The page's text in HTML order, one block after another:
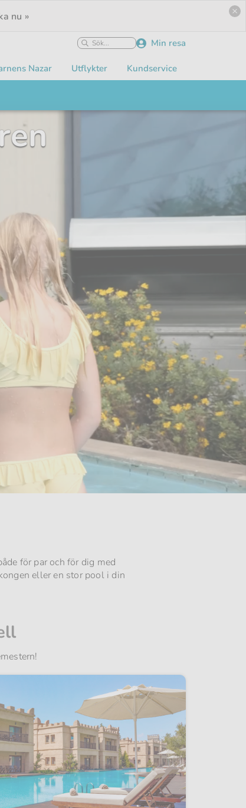
nu »
Min resa
Nazar Utflykter Kundservice
för par och för dig med
eller en stor pool i din